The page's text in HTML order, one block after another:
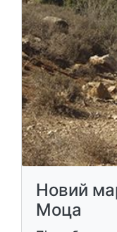
Новий
Моца